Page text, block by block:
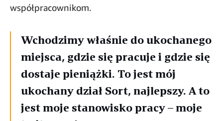
współpracownikom.
Wchodzimy właśnie do ukochanego
miejsca, gdzie się pracuje i gdzie się
dostaje pieniążki. To jest mój
ukochany dział Sort, najlepszy. A to
jest moje stanowisko pracy – moje